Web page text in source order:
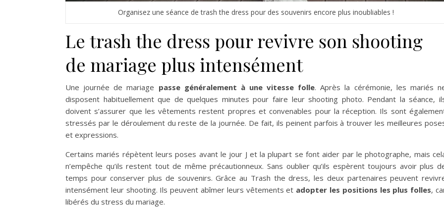
Organisez une séance de trash the dress pour des souvenirs encore plus inoubliables !
Le trash the dress pour revivre son shooting
de mariage plus intensément
Une journée de mariage passe généralement à une vitesse folle. Après la cérémonie, les mariés
disposent habituellement que de quelques minutes pour faire leur shooting photo. Pendant la séance,
doivent s’assurer que les vêtements restent propres et convenables pour la réception. Ils sont
stressés par le déroulement du reste de la journée. De fait, ils peinent parfois à trouver les meilleures
et expressions.
Certains mariés répètent leurs poses avant le jour J et la plupart se font aider par le photographe, mais
n’empêche qu’ils restent tout de même précautionneux. Sans oublier qu’ils espèrent toujours avoir plus
temps pour conserver plus de souvenirs. Grâce au Trash the dress, les deux partenaires peuvent
intensément leur shooting. Ils peuvent abîmer leurs vêtements et adopter les positions les plus folles,
libérés du stress du mariage.